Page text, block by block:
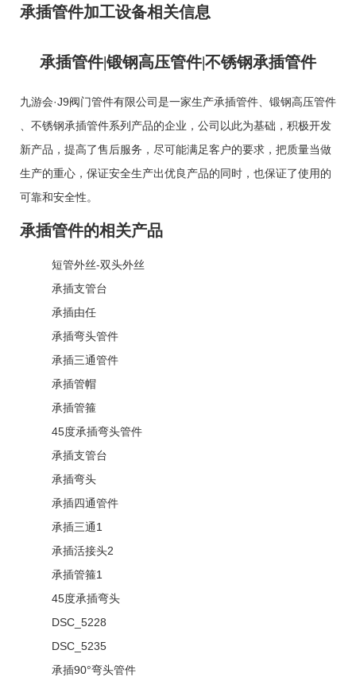
承插管件加工设备相关信息
承插管件|锻钢高压管件|不锈钢承插管件
九游会·J9阀门管件有限公司是一家生产承插管件、 锻钢高压管件
、 不锈钢承插管件系列产品的企业，公司以此为基础，积极开发
新产品，提高了售后服务，尽可能满足客户的要求，把质量当做
生产的重心，保证安全生产出优良产品的同时，也保证了使用的
可靠和安全性。
承插管件的相关产品
短管外丝-双头外丝
承插支管台
承插由任
承插弯头管件
承插三通管件
承插管帽
承插管箍
45度承插弯头管件
承插支管台
承插弯头
承插四通管件
承插三通1
承插活接头2
承插管箍1
45度承插弯头
DSC_5228
DSC_5235
承插90°弯头管件